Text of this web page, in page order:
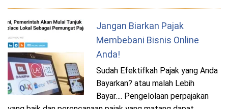
Jangan Biarkan Pajak
Membebani Bisnis Online
Anda!
Sudah Efektifkah Pajak yang Anda
Bayarkan? atau malah Lebih
Bayar…. Pengelolaan perpajakan